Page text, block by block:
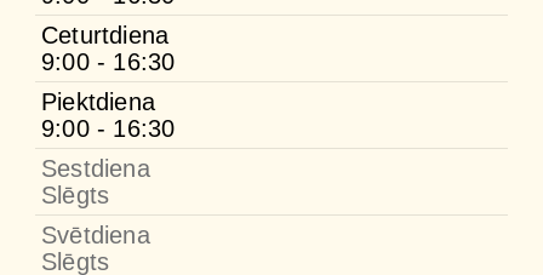
Ceturtdiena
9:00 - 16:30
Piektdiena
9:00 - 16:30
Sestdiena
Slēgts
Svētdiena
Slēgts